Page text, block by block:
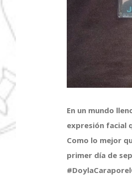
En un mundo
expresión facial
Como lo mejor
primer día de